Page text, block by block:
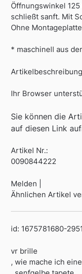
Öffnungswinkel
schließt sanft. Mit
Ohne
* maschinell aus
Ihr Browser
Sie können die
auf diesen Link
Artikel Nr.:
0090844222
Melden |
Ähnlichen Artikel
id: 1675781680-2951
vr brille
, wie mache ich